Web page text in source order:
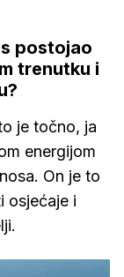
postojao
trenutku i
je točno, ja
energijom
On je to
osjećaje i